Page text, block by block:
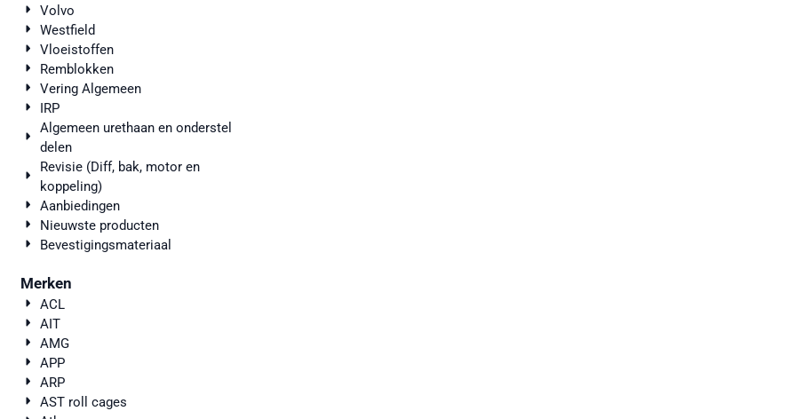
Volvo
Westfield
Vloeistoffen
Remblokken
Vering Algemeen
IRP
Algemeen urethaan en onderstel
delen
Revisie (Diff, bak, motor en
koppeling)
Aanbiedingen
Nieuwste producten
Bevestigingsmateriaal
Merken
ACL
AIT
AMG
APP
ARP
AST roll cages